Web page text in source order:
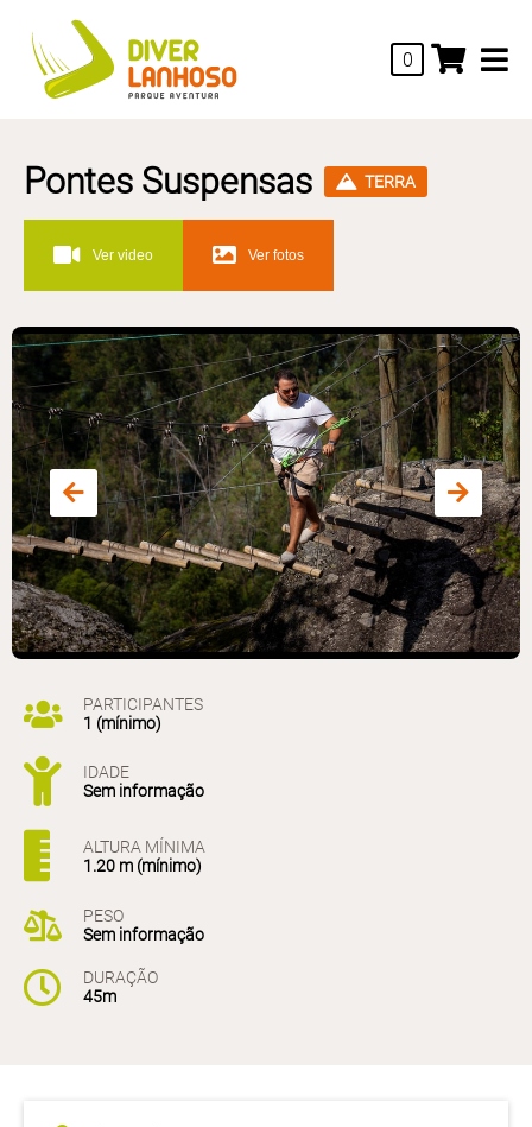
0
Pontes Suspensas TERRA
Ver video Ver fotos
PARTICIPANTES
1 (mínimo)
IDADE
Sem informação
ALTURA MÍNIMA
1.20 m (mínimo)
PESO
Sem informação
DURAÇÃO
45m